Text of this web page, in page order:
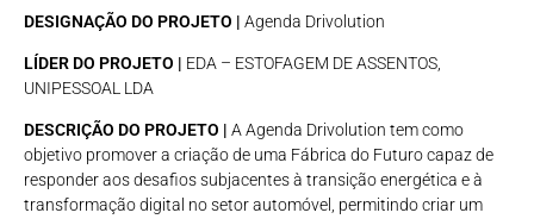
DESIGNAÇÃO DO PROJETO | Agenda Drivolution
LÍDER DO PROJETO | EDA – ESTOFAGEM DE ASSENTOS,
UNIPESSOAL LDA
DESCRIÇÃO DO PROJETO | A Agenda Drivolution tem como
objetivo promover a criação de uma Fábrica do Futuro capaz de
responder aos desafios subjacentes à transição energética e à
transformação digital no setor automóvel, permitindo criar um